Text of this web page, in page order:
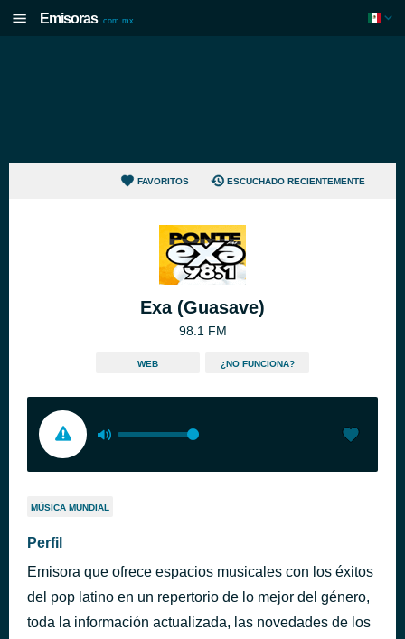
Emisoras .com.mx
FAVORITOS ESCUCHADO RECIENTEMENTE
Exa (Guasave)
98.1 FM
WEB ¿NO FUNCIONA?
MÚSICA MUNDIAL
Perfil
Emisora que ofrece espacios musicales con los éxitos
del pop latino en un repertorio de lo mejor del género,
toda la información actualizada, las novedades de los